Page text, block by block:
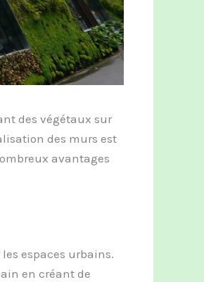
des végétaux sur
des murs est
avantages
espaces urbains.
en créant de